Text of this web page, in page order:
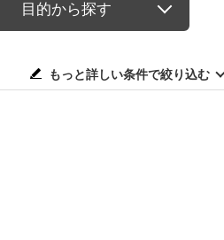
目的から探す
もっと詳しい条件で絞り込む